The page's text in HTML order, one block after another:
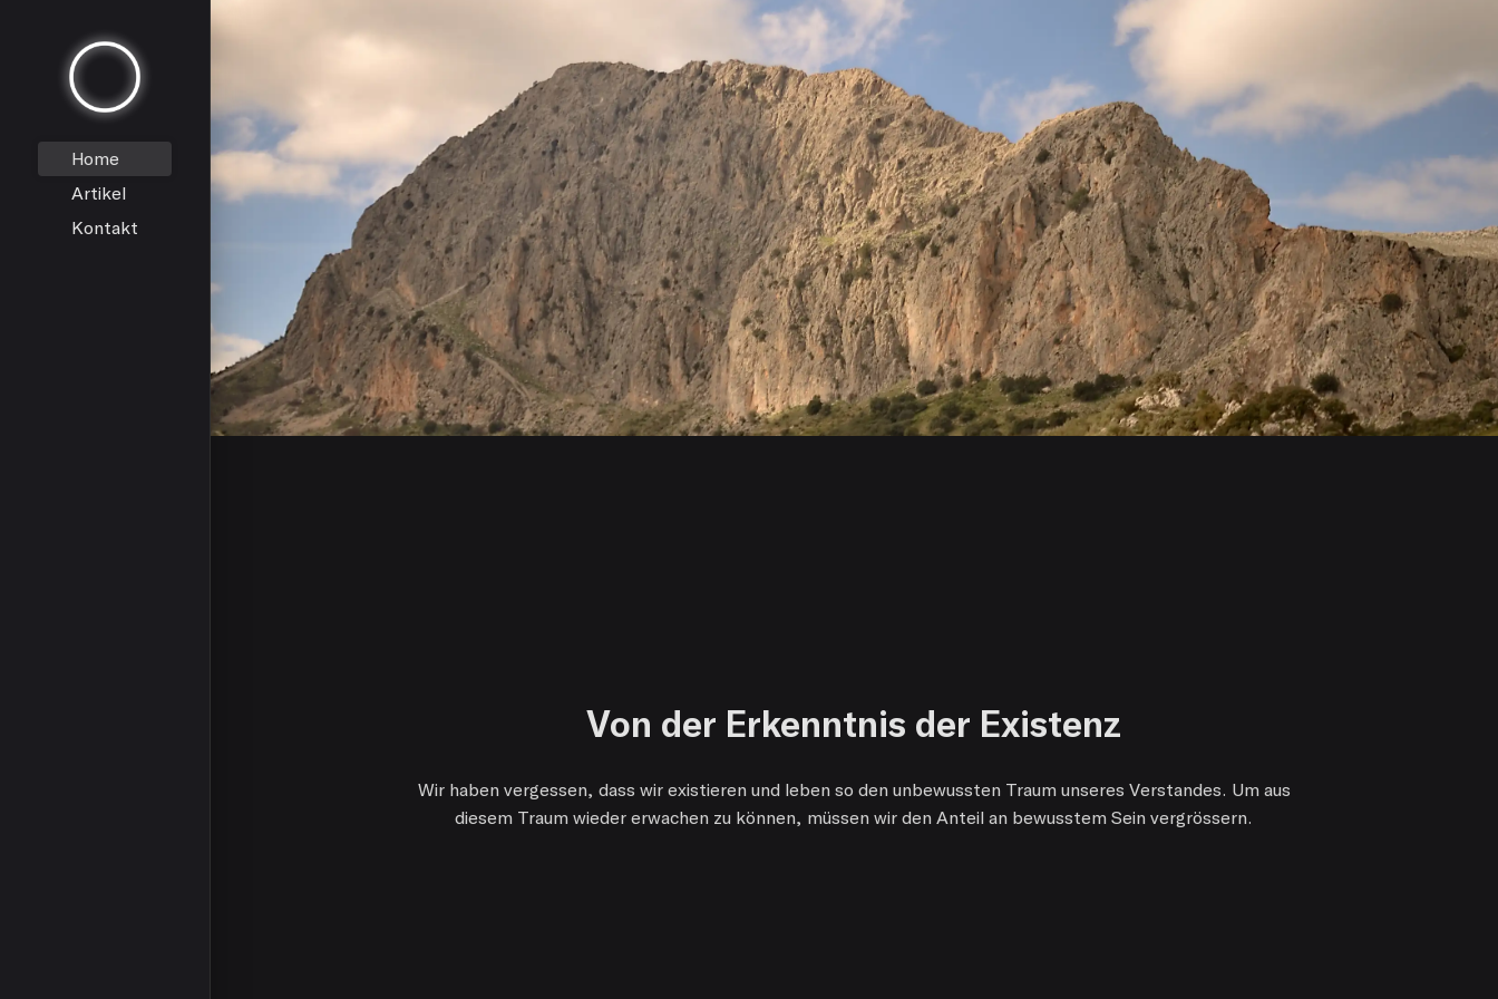
Home
Artikel
Kontakt
Von der Erkenntnis der Existenz
Wir haben vergessen, dass wir existieren und leben so den unbewussten Traum unseres Verstandes. Um aus
diesem Traum wieder erwachen zu können, müssen wir den Anteil an bewusstem Sein vergrössern.